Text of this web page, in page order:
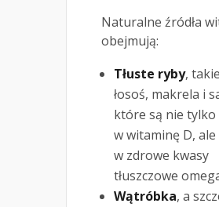
Naturalne źródła
obejmują:
Tłuste ryby,
łosoś, makrela i
które są nie
w witaminę D,
w zdrowe kwasy
tłuszczowe
Wątróbka, a